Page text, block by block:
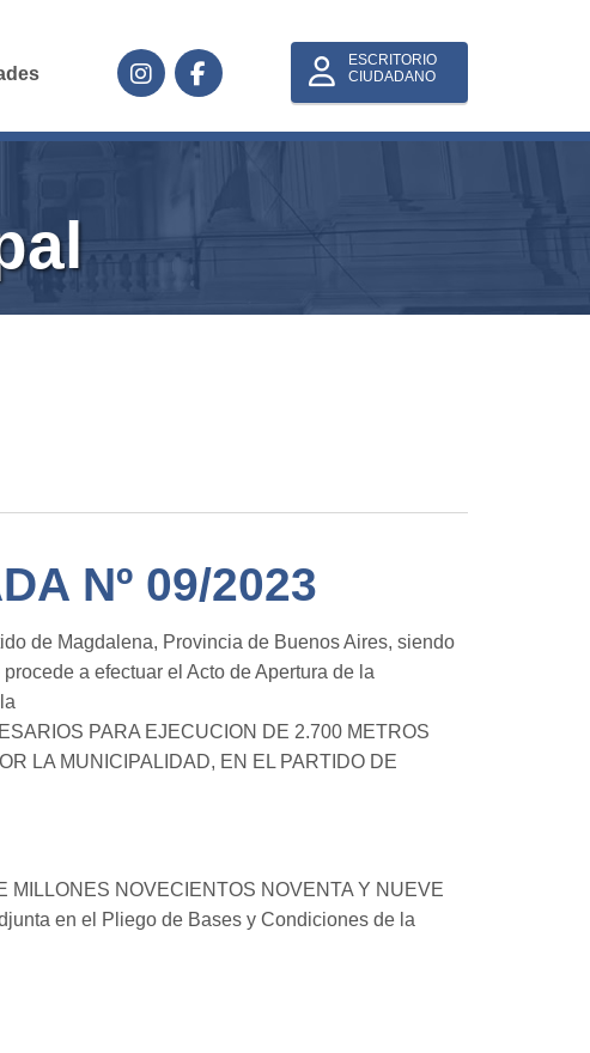
ESCRITORIO
CIUDADANO
Nº 09/2023
de Magdalena, Provincia de Buenos Aires, siendo
a efectuar el Acto de Apertura de la
PARA EJECUCION DE 2.700 METROS
LA MUNICIPALIDAD, EN EL PARTIDO DE
MILLONES NOVECIENTOS NOVENTA Y NUEVE
en el Pliego de Bases y Condiciones de la